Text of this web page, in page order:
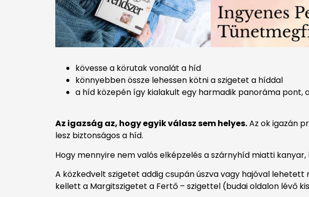
kövesse a körutak vonalát a híd
könnyebben össze lehessen kötni a szigetet a híddal
a híd közepén így kialakult egy harmadik panoráma pont,
Az igazság az, hogy egyik válasz sem helyes.Az ok igazán
lesz biztonságos a híd.
Hogy mennyire nem valós elképzelés a szárnyhíd miatti
A közkedvelt szigetet addig csupán úszva vagy hajóval
kellett a Margitszigetet a Fertő – szigettel (budai oldalon lévő